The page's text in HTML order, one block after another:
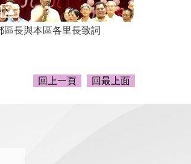
區長與本區各里長致詞
回上一頁 回最上面